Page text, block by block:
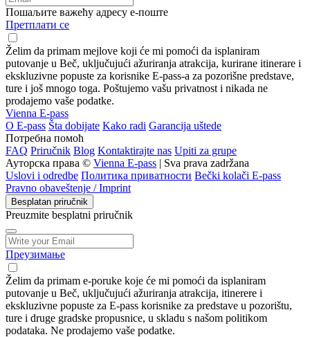
Пошаљите важећу адресу е-поште
Претплати се
Želim da primam mejlove koji će mi pomoći da isplaniram
putovanje u Beč, uključujući ažuriranja atrakcija, kurirane itinerare i
ekskluzivne popuste za korisnike E-pass-a za pozorišne predstave,
ture i još mnogo toga. Poštujemo vašu privatnost i nikada ne
prodajemo vaše podatke.
Vienna E-pass
О E-pass Šta dobijate Kako radi Garancija uštede
Потребна помоћ
FAQ Priručnik Blog Kontaktirajte nas Upiti za grupe
Ауторска права © Vienna E-pass | Sva prava zadržana
Uslovi i odredbe Политика приватности Bečki kolači E-pass
Pravno obaveštenje / Imprint
Besplatan priručnik
Preuzmite besplatni priručnik
Преузимање
Želim da primam e-poruke koje će mi pomoći da isplaniram
putovanje u Beč, uključujući ažuriranja atrakcija, itinerere i
ekskluzivne popuste za E-pass korisnike za predstave u pozorištu,
ture i druge gradske propusnice, u skladu s našom politikom
podataka. Ne prodajemo vaše podatke.